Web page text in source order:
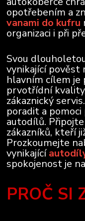
opotřebením a
vanami do kufru
organizaci i při
Svou
vynikající pověst
hlavním cílem je
prvotřídní
zákaznický
poradit a
autodílů.
zákazníků, kteří
Prozkoumejte
vynikající
spokojenost je
PROČ SI